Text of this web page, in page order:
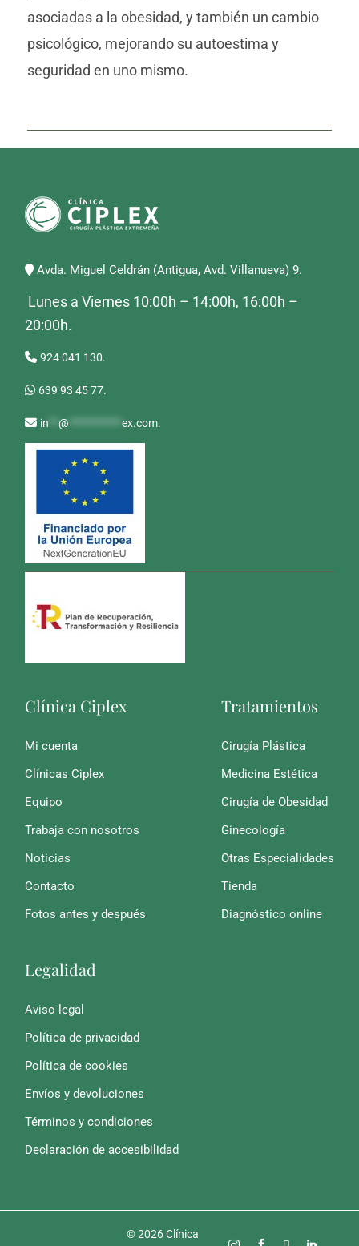
asociadas a la obesidad, y también un cambio
psicológico, mejorando su autoestima y
seguridad en uno mismo.
Avda. Miguel Celdrán (Antigua, Avd. Villanueva) 9.
Lunes a Viernes 10:00h – 14:00h, 16:00h –
20:00h.
924 041 130.
639 93 45 77.
in **@ ***********ex.com.
Clínica Ciplex
Mi cuenta
Clínicas Ciplex
Equipo
Trabaja con nosotros
Noticias
Contacto
Fotos antes y después
Tratamientos
Cirugía Plástica
Medicina Estética
Cirugía de Obesidad
Ginecología
Otras Especialidades
Tienda
Diagnóstico online
Legalidad
Aviso legal
Política de privacidad
Política de cookies
Envíos y devoluciones
Términos y condiciones
Declaración de accesibilidad
© 2026 Clínica